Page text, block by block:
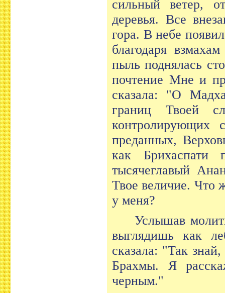
сильный ветер,
деревья. Все
гора. В небе
благодаря
пыль поднялась
почтение Мне и
сказала: "О
границ Твоей
контролирующих
преданных,
как
тысячеглавый
Твое величие. Что
у меня?
Услышав
выглядишь как
сказала: "Так
Брахмы. Я
черным."